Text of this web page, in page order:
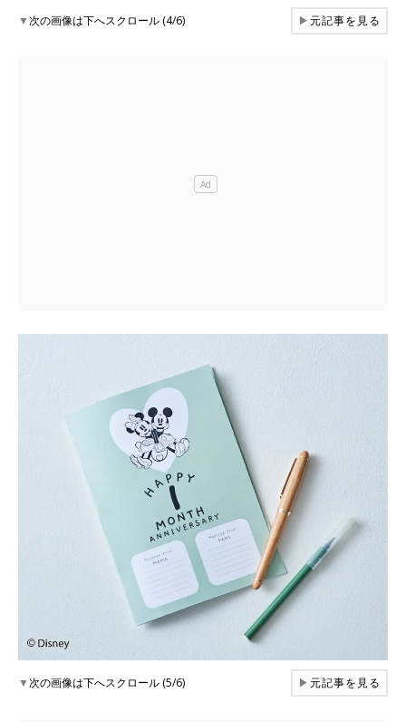
▼次の画像は下へスクロール (4/6) ▶元記事を見る
▼次の画像は下へスクロール (5/6) ▶元記事を見る